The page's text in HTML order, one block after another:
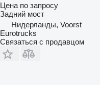
Цена по запросу
Задний мост
Нидерланды, Voorst
Eurotrucks
Связаться с продавцом